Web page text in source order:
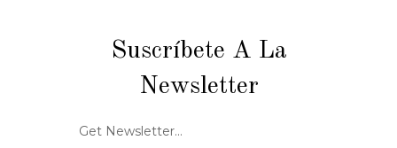
Suscríbete A La
Newsletter